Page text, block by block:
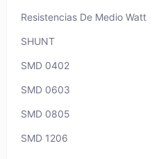
Resistencias De Medio Watt
SHUNT
SMD 0402
SMD 0603
SMD 0805
SMD 1206